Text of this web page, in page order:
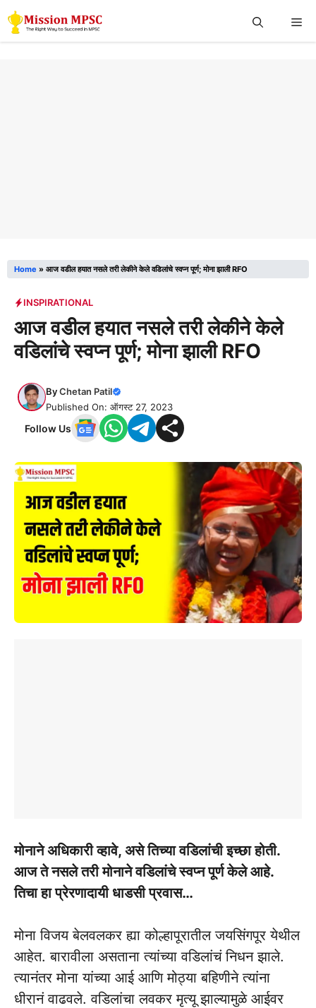
Skip
to
Home » आज वडील हयात नसले तरी लेकीने केले वडिलांचे स्वप्न पूर्ण; मोना झाली RFO
INSPIRATIONAL
आज वडील हयात नसले तरी लेकीने केले
वडिलांचे स्वप्न पूर्ण; मोना झाली RFO
ByChetan Patil
Published On: ऑगस्ट 27, 2023
Follow Us
मोनाने अधिकारी व्हावे, असे तिच्या वडिलांची इच्छा होती.
आज ते नसले तरी मोनाने वडिलांचे स्वप्न पूर्ण केले आहे.
तिचा हा प्रेरणादायी धाडसी प्रवास…
मोना विजय बेलवलकर ह्या कोल्हापूरातील जयसिंगपूर येथील
आहेत. बारावीला असताना त्यांच्या वडिलांचं निधन झाले.
त्यानंतर मोना यांच्या आई आणि मोठ्या बहिणीने त्यांना
धीरानं वाढवले. वडिलांचा लवकर मृत्यू झाल्यामुळे आईवर